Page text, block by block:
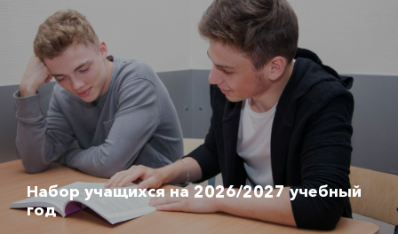
Набор учащихся на 2026/2027 учебный
год